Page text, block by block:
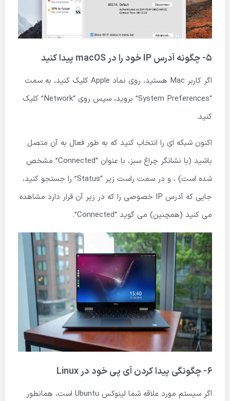
5- چگونه آدرس IP خود را در macOS پیدا کنید
اگر کاربر Mac هستید، روی نماد Apple کلیک کنید، به سمت
“System Preferences” بروید، سپس روی “Network” کلیک
کنید.
اکنون شبکه ای را انتخاب کنید که به طور فعال به آن متصل
باشید (با نشانگر چراغ سبز، با عنوان “Connected” مشخص
شده است) ، و در سمت راست زیر “Status” را جستجو کنید،
جایی که آدرس IP خصوصی را که در زیر آن قرار دارد مشاهده
می کنید (همچنین) می گوید “Connected”.
6- چگونگی پیدا کردن آی پی خود در Linux
اگر سیستم مورد علاقه شما لینوکس Ubuntu است، همانطور